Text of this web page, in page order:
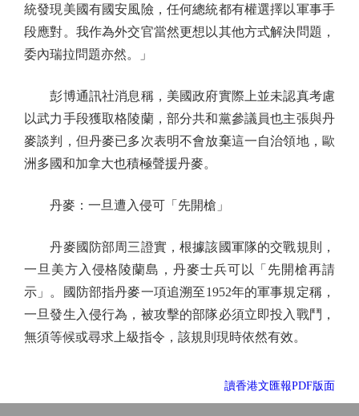
統發現美國有國安風險，任何總統都有權選擇以軍事手
段應對。我作為外交官當然更想以其他方式解決問題，
委內瑞拉問題亦然。」
彭博通訊社消息稱，美國政府實際上並未認真考慮
以武力手段獲取格陵蘭，部分共和黨參議員也主張與丹
麥談判，但丹麥已多次表明不會放棄這一自治領地，歐
洲多國和加拿大也積極聲援丹麥。
丹麥：一旦遭入侵可「先開槍」
丹麥國防部周三證實，根據該國軍隊的交戰規則，
一旦美方入侵格陵蘭島，丹麥士兵可以「先開槍再請
示」。國防部指丹麥一項追溯至1952年的軍事規定稱，
一旦發生入侵行為，被攻擊的部隊必須立即投入戰鬥，
無須等候或尋求上級指令，該規則現時依然有效。
讀香港文匯報PDF版面